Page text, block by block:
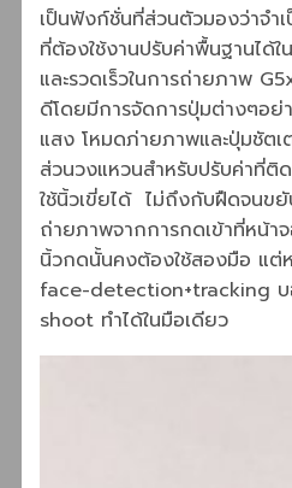
เป็นฟังก์ชั่นที่ส่วนตัวมองว่าจำ
ที่ต้องใช้งานปรับค่าพื้นฐานได้
และรวดเร็วในการถ่ายภาพ
ดีโดยมีการจัดการปุ่มต่างๆอย่
แสง โหมดภ่ายภาพและปุ่มชัตเ
ส่วนวงแหวนสำหรับปรับค่าที่ติ
ใช้นิ้วเขี่ยได้ ไม่ถึงกับฝืดจนข
ถ่ายภาพจากการกดเข้าที่หน้า
นิ้วกดนั้นคงต้องใช้สองมือ แต่ห
face-detection+tracking บ
shoot ทำได้ในมือเดียว